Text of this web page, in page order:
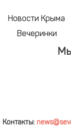
Новости Крыма
Вечеринки
Мы
Контакты: